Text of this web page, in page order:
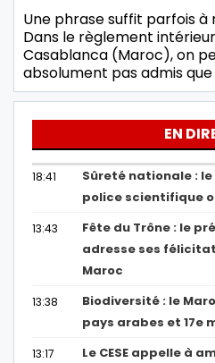
Une phrase suffit parfois à
Dans le règlement
Casablanca (Maroc), on
absolument pas admis
EN
18:41
Sûreté nationale :
police scientifique
13:43
Fête du Trône : le
adresse ses
Maroc
13:38
Biodiversité : le
pays arabes et 17e
13:17
Le CESE appelle à